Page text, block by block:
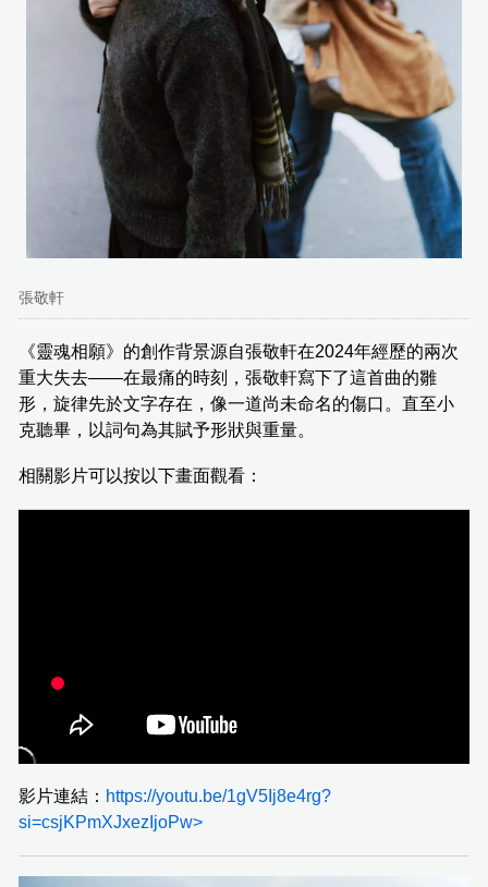
張敬軒
《靈魂相願》的創作背景源自張敬軒在2024年經歷的兩次
重大失去——在最痛的時刻，張敬軒寫下了這首曲的雛
形，旋律先於文字存在，像一道尚未命名的傷口。直至小
克聽畢，以詞句為其賦予形狀與重量。
相關影片可以按以下畫面觀看：
影片連結： https://youtu.be/1gV5Ij8e4rg?
si=csjKPmXJxezIjoPw>